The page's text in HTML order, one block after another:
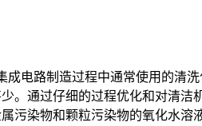
电路制造过程中通常使用的清
。通过仔细的过程优化和对清
污染物和颗粒污染物的氧化水